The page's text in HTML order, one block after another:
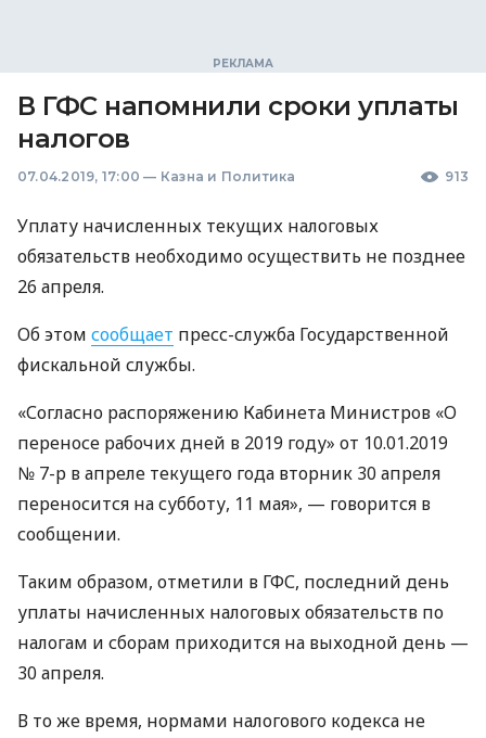
В ГФС напомнили сроки уплаты
налогов
07.04.2019, 17:00 — Казна и Политика 913
Уплату начисленных текущих налоговых
обязательств необходимо осуществить не позднее
26 апреля.
Об этом сообщает пресс-служба Государственной
фискальной службы.
«Согласно распоряжению Кабинета Министров «О
переносе рабочих дней в 2019 году» от 10.01.2019
№ 7-р в апреле текущего года вторник 30 апреля
переносится на субботу, 11 мая», — говорится в
сообщении.
Таким образом, отметили в ГФС, последний день
уплаты начисленных налоговых обязательств по
налогам и сборам приходится на выходной день —
30 апреля.
В то же время, нормами налогового кодекса не